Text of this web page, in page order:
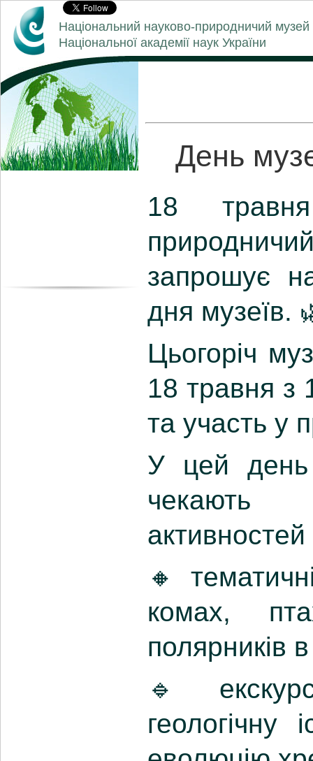
Національний науково-природничий музей
Національної академії наук України
День
18
запрошує
дня музеїв.
Цьогоріч
18 травня з
та участь у
У цей день
чекають
🔸
комах,
полярників
🔹
геологічну